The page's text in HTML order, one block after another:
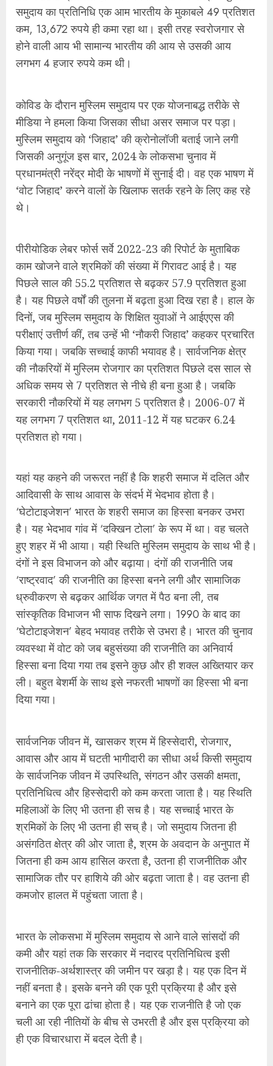
जिसकी अनुगूंज इस बार, 2024 के लोकसभा चुनाव में
प्रधानमंत्री नरेंद्र मोदी के भाषणों में सुनाई दी। वह एक भाषण में
‘वोट जिहाद’ करने वालों के खिलाफ सतर्क रहने के लिए कह रहे
थे।
पीरीयोडिक लेबर फोर्स सर्वे 2022-23 की रिपोर्ट के मुताबिक
काम खोजने वाले श्रमिकों की संख्या में गिरावट आई है। यह
पिछले साल की 55.2 प्रतिशत से बढ़कर 57.9 प्रतिशत हुआ
है। यह पिछले वर्षों की तुलना में बढ़ता हुआ दिख रहा है। हाल के
दिनों, जब मुस्लिम समुदाय के शिक्षित युवाओं ने आईएएस की
परीक्षाएं उत्तीर्ण कीं, तब उन्हें भी ‘नौकरी जिहाद’ कहकर प्रचारित
किया गया। जबकि सच्चाई काफी भयावह है। सार्वजनिक क्षेत्र
सरकारी नौकरियों में यह लगभग 5 प्रतिशत है। 2006-07 में
यह लगभग 7 प्रतिशत था, 2011-12 में यह घटकर 6.24
प्रतिशत हो गया।
यहां यह कहने की जरूरत नहीं है कि शहरी समाज में दलित और
आदिवासी के साथ आवास के संदर्भ में भेदभाव होता है।
‘घेटोटाइजेशन’ भारत के शहरी समाज का हिस्सा बनकर उभरा
है। यह भेदभाव गांव में ‘दक्खिन टोला’ के रूप में था। वह चलते
हुए शहर में भी आया। यही स्थिति मुस्लिम समुदाय के साथ भी है।
दंगों ने इस विभाजन को और बढ़ाया। दंगों की राजनीति जब
‘राष्ट्रवाद’ की राजनीति का हिस्सा बनने लगी और सामाजिक
‘घेटोटाइजेशन’ बेहद भयावह तरीके से उभरा है। भारत की चुनाव
व्यवस्था में वोट को जब बहुसंख्या की राजनीति का अनिवार्य
हिस्सा बना दिया गया तब इसने कुछ और ही शक्ल अख्तियार कर
ली। बहुत बेशर्मी के साथ इसे नफरती भाषणों का हिस्सा भी बना
दिया गया।
सार्वजनिक जीवन में, खासकर श्रम में हिस्सेदारी, रोजगार,
आवास और आय में घटती भागीदारी का सीधा अर्थ किसी समुदाय
के सार्वजनिक जीवन में उपस्थिति, संगठन और उसकी क्षमता,
प्रतिनिधित्व और हिस्सेदारी को कम करता जाता है। यह स्थिति
महिलाओं के लिए भी उतना ही सच है। यह सच्चाई भारत के
श्रमिकों के लिए भी उतना ही सच् है। जो समुदाय जितना ही
असंगठित क्षेत्र की ओर जाता है, श्रम के अवदान के अनुपात में
कमजोर हालत में पहुंचता जाता है।
भारत के लोकसभा में मुस्लिम समुदाय से आने वाले सांसदों की
कमी और यहां तक कि सरकार में नदारद प्रतिनिधित्व इसी
राजनीतिक-अर्थशास्त्र की जमीन पर खड़ा है। यह एक दिन में
नहीं बनता है। इसके बनने की एक पूरी प्रक्रिया है और इसे
बनाने का एक पूरा ढांचा होता है। यह एक राजनीति है जो एक
चली आ रही नीतियों के बीच से उभरती है और इस प्रक्रिया को
ही एक विचारधारा में बदल देती है।
(अंजनी कुमार स्वतंत्र पत्रकार हैं)
Facebook
Mastodon
EmailShare
Continue
Previous